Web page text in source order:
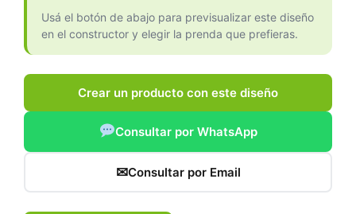
Usá el botón de abajo para previsualizar este diseño
en el constructor y elegir la prenda que prefieras.
Crear un producto con este diseño
Consultar por WhatsApp
✉Consultar por Email